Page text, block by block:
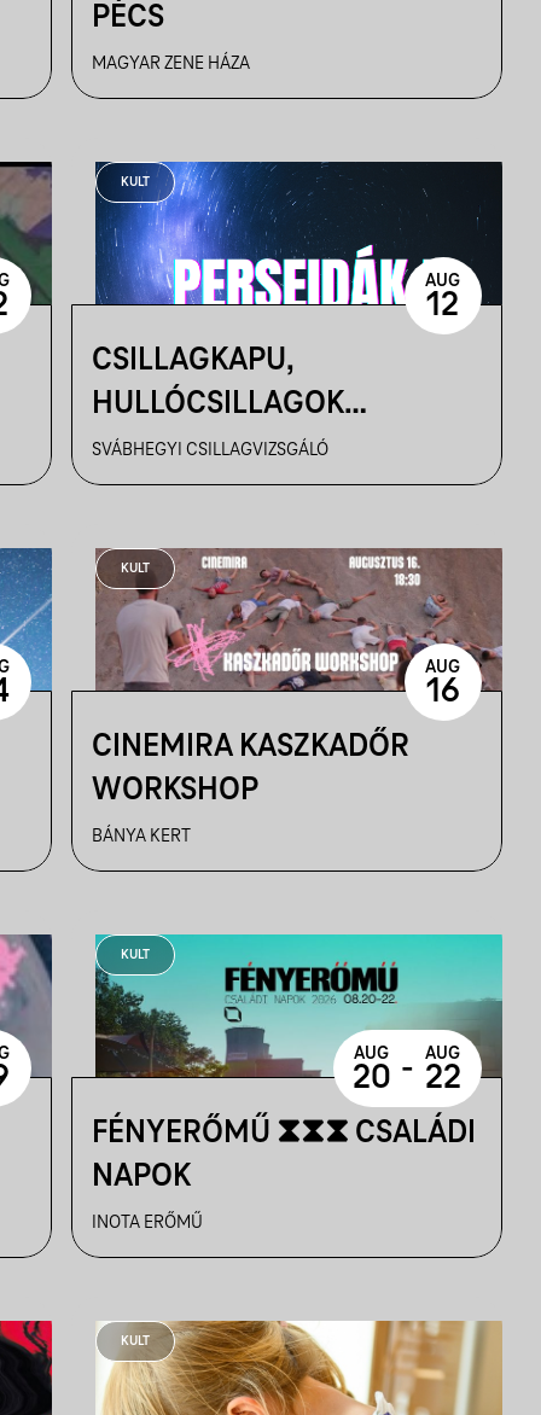
PÉCS
MAGYAR ZENE HÁZA
KULT
CSILLAGKAPU,
HULLÓCSILLAGOK
ÉJSZAKÁJA. JÖNNEK A
PERSEIDÁK I. - (A TELJES
KÖZVETÍTÉSÉVEL) - 08.12.
SVÁBHEGYI CSILLAGVIZSGÁLÓ
AUG
12
KULT
CINEMIRA KASZKADŐR
WORKSHOP
BÁNYA KERT
AUG
16
KULT
FÉNYERŐMŰ ⧗⧗⧗ CSALÁDI
NAPOK
INOTA ERŐMŰ
AUG
20 - AUG
22
KULT